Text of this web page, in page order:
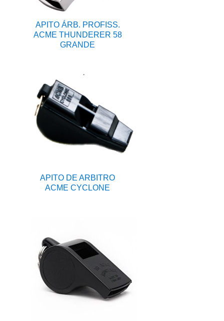
APITO ÁRB. PROFISS.
ACME THUNDERER 58
GRANDE
APITO DE ARBITRO
ACME CYCLONE